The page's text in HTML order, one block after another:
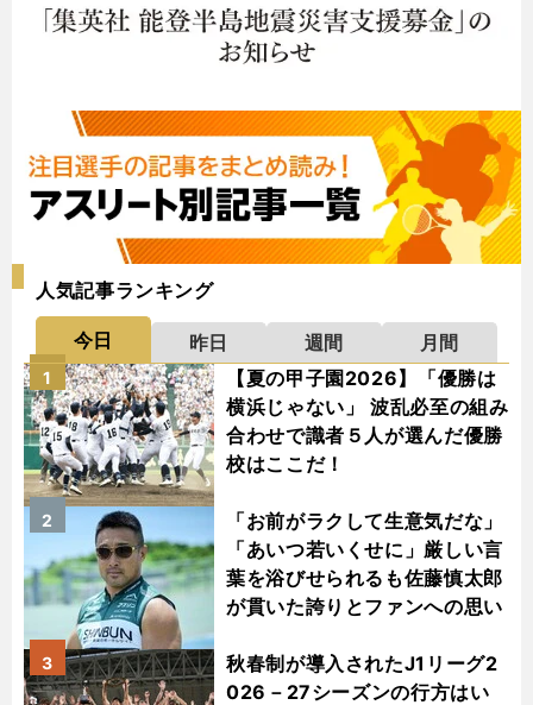
人気記事ランキング
今日 昨日 週間
月間
【夏の甲子園2026】「優勝は
横浜じゃない」 波乱必至の組み
合わせで識者５人が選んだ優勝
校はここだ！
1
「お前がラクして生意気だな」
「あいつ若いくせに」厳しい言
葉を浴びせられるも佐藤慎太郎
が貫いた誇りとファンへの思い
2
秋春制が導入されたJ1リーグ2
026－27シーズンの行方はい
3